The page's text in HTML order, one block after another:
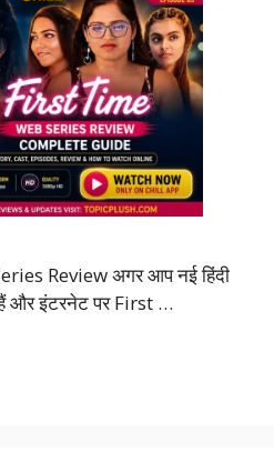
Review अगर आप नई हिंदी
और इंटरनेट पर First …